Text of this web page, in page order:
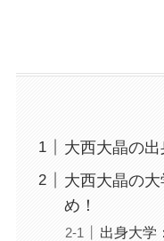
大西大晶の出
大西大晶の
め！
出身大学